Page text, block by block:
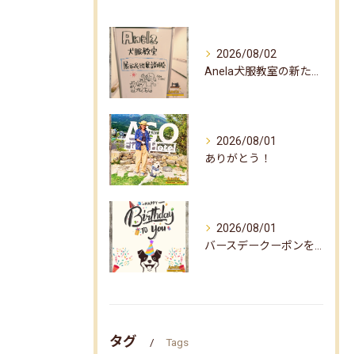
2026/08/02
2026/08/01
ありがとう！
2026/08/01
タグ Tags